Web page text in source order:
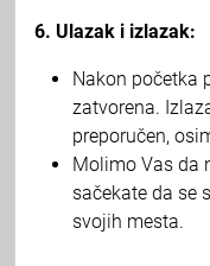
6. Ulazak i izlazak:
Nakon početka
zatvorena.
preporučen,
Molimo Vas da
sačekate da se
svojih mesta.